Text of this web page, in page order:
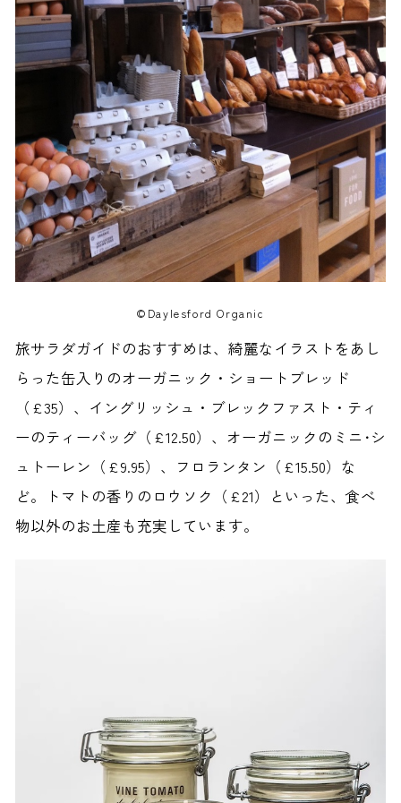
©Daylesford Organic
旅サラダガイドのおすすめは、綺麗なイラストをあし
らった缶入りのオーガニック・ショートブレッド
（£35）、イングリッシュ・ブレックファスト・ティ
ーのティーバッグ（£12.50）、オーガニックのミニ･シ
ュトーレン（£9.95）、フロランタン（£15.50）な
ど。トマトの香りのロウソク（£21）といった、食べ
物以外のお土産も充実しています。